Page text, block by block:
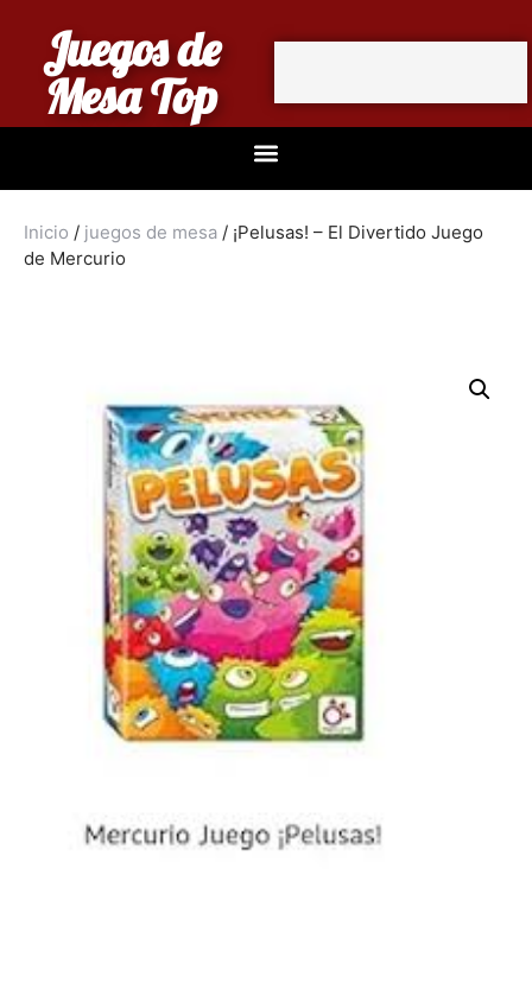
Juegos de
Mesa Top
Inicio / juegos de mesa / ¡Pelusas! – El Divertido Juego
de Mercurio